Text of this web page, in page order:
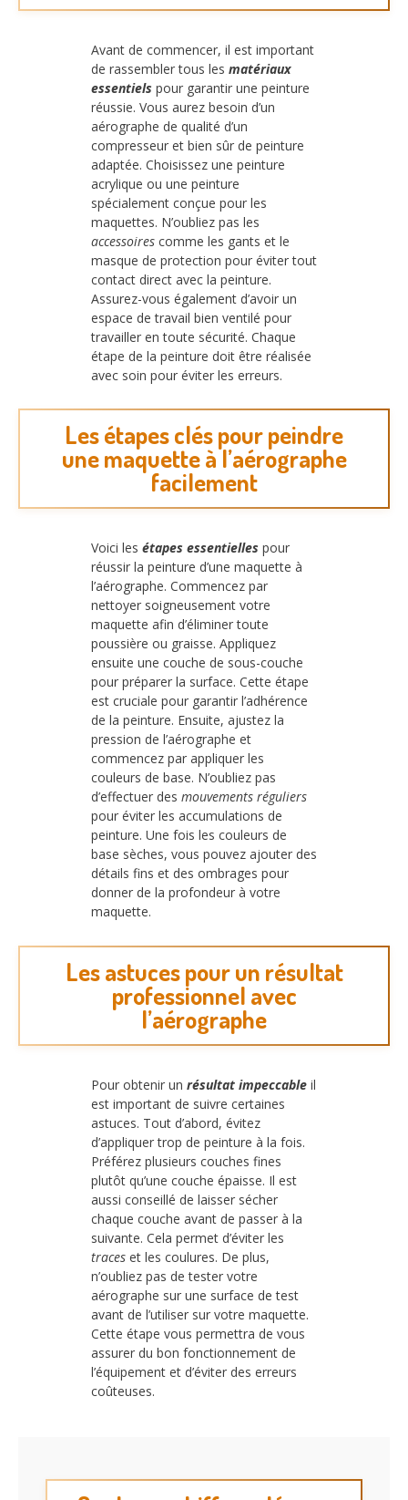
Avant de commencer, il est important
de rassembler tous les matériaux
essentiels pour garantir une peinture
réussie. Vous aurez besoin d’un
aérographe de qualité d’un
compresseur et bien sûr de peinture
adaptée. Choisissez une peinture
acrylique ou une peinture
spécialement conçue pour les
maquettes. N’oubliez pas les
accessoires comme les gants et le
masque de protection pour éviter tout
contact direct avec la peinture.
Assurez-vous également d’avoir un
espace de travail bien ventilé pour
travailler en toute sécurité. Chaque
étape de la peinture doit être réalisée
avec soin pour éviter les erreurs.
Les étapes clés pour peindre
une maquette à l’aérographe
facilement
Voici les étapes essentielles pour
réussir la peinture d’une maquette à
l’aérographe. Commencez par
nettoyer soigneusement votre
maquette afin d’éliminer toute
poussière ou graisse. Appliquez
ensuite une couche de sous-couche
pour préparer la surface. Cette étape
est cruciale pour garantir l’adhérence
de la peinture. Ensuite, ajustez la
pression de l’aérographe et
commencez par appliquer les
couleurs de base. N’oubliez pas
d’effectuer des mouvements réguliers
pour éviter les accumulations de
peinture. Une fois les couleurs de
base sèches, vous pouvez ajouter des
détails fins et des ombrages pour
donner de la profondeur à votre
maquette.
Les astuces pour un résultat
professionnel avec
l’aérographe
Pour obtenir un résultat impeccable il
est important de suivre certaines
astuces. Tout d’abord, évitez
d’appliquer trop de peinture à la fois.
Préférez plusieurs couches fines
plutôt qu’une couche épaisse. Il est
aussi conseillé de laisser sécher
chaque couche avant de passer à la
suivante. Cela permet d’éviter les
traces et les coulures. De plus,
n’oubliez pas de tester votre
aérographe sur une surface de test
avant de l’utiliser sur votre maquette.
Cette étape vous permettra de vous
assurer du bon fonctionnement de
l’équipement et d’éviter des erreurs
coûteuses.